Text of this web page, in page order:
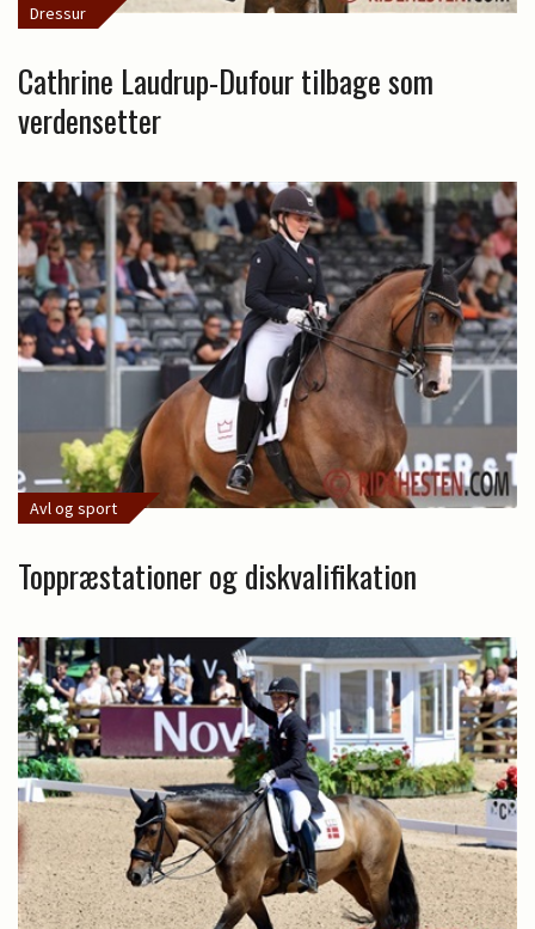
Dressur
Cathrine Laudrup-Dufour tilbage som
verdensetter
Avl og sport
Toppræstationer og diskvalifikation